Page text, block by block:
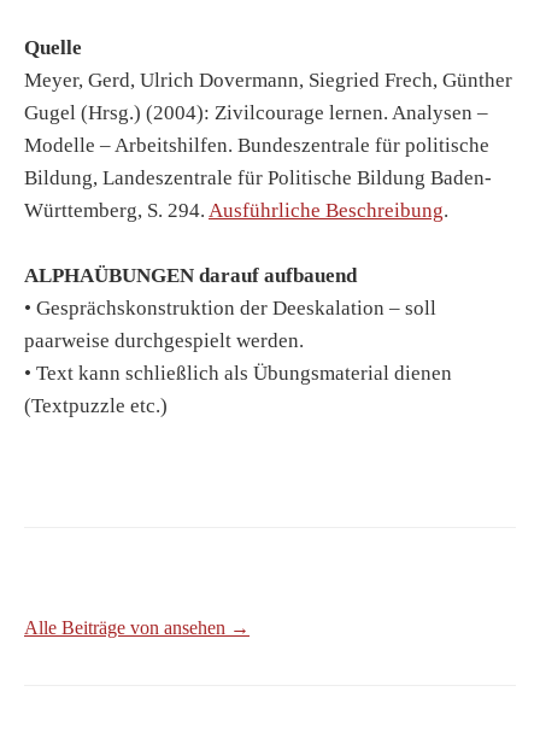
Quelle
Meyer, Gerd, Ulrich Dovermann, Siegried Frech, Günther
Gugel (Hrsg.) (2004): Zivilcourage lernen. Analysen –
Modelle – Arbeitshilfen. Bundeszentrale für politische
Bildung, Landeszentrale für Politische Bildung Baden-
Württemberg, S. 294. Ausführliche Beschreibung.
ALPHAÜBUNGEN darauf aufbauend
• Gesprächskonstruktion der Deeskalation – soll
paarweise durchgespielt werden.
• Text kann schließlich als Übungsmaterial dienen
(Textpuzzle etc.)
Alle Beiträge von ansehen →